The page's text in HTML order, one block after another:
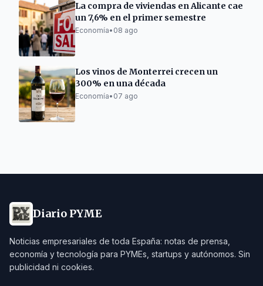
La compra de viviendas en Alicante cae
un 7,6% en el primer semestre
Economía• 08 ago
Los vinos de Monterrei crecen un
300% en una década
Economía• 07 ago
Diario PYME
Noticias empresariales de toda España: notas de prensa,
economía y tecnología para PYMEs, startups y autónomos. Sin
publicidad ni cookies.